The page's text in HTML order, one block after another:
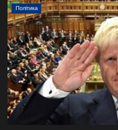
Політика